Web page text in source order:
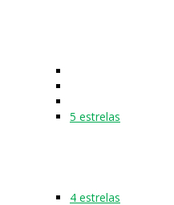
5 estrelas
4 estrelas